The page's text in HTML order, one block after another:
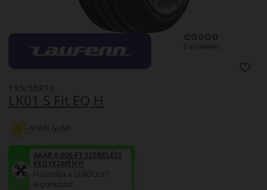
0 értékelés
LK01 S Fit EQ H
195/55R16
NYÁRI GUMI
AKÁR 6.000 FT SZERELÉSI
KEDVEZMÉNY!
Használja a LENDÜLET
kuponkódot!